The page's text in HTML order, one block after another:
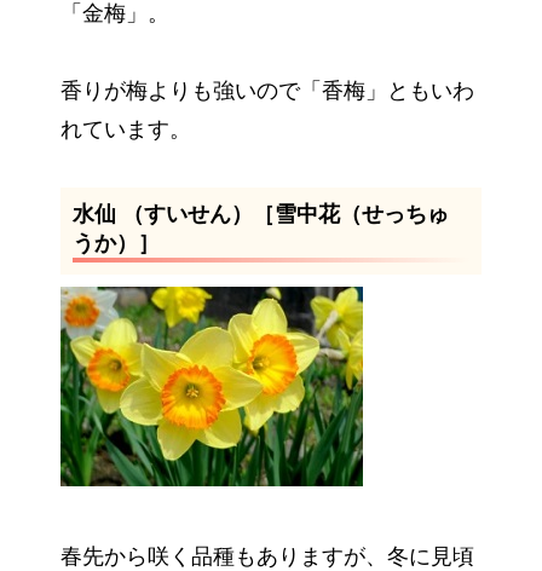
「金梅」。
香りが梅よりも強いので「香梅」ともいわ
れています。
水仙 （すいせん）［雪中花（せっちゅ
うか）］
春先から咲く品種もありますが、冬に見頃